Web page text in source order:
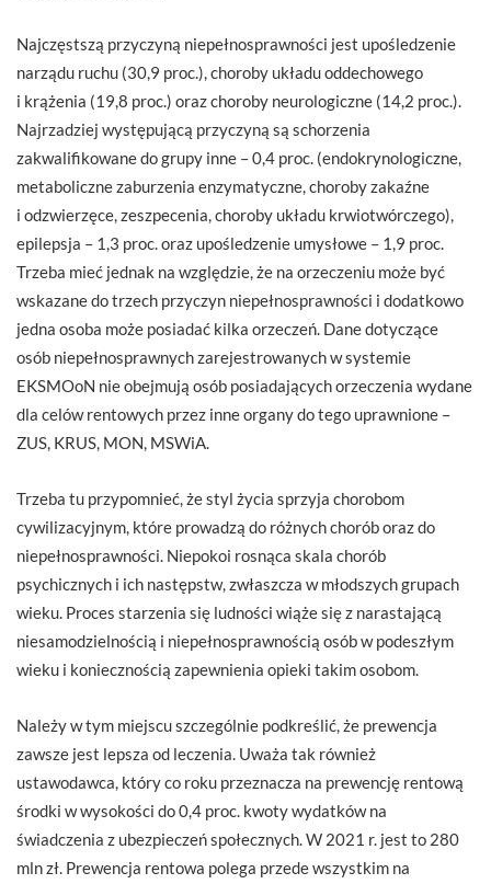
Najczęstszą przyczyną niepełnosprawności jest upośledzenie
narządu ruchu (30,9 proc.), choroby układu oddechowego
i krążenia (19,8 proc.) oraz choroby neurologiczne (14,2 proc.).
Najrzadziej występującą przyczyną są schorzenia
zakwalifikowane do grupy inne – 0,4 proc. (endokrynologiczne,
metaboliczne zaburzenia enzymatyczne, choroby zakaźne
i odzwierzęce, zeszpecenia, choroby układu krwiotwórczego),
epilepsja – 1,3 proc. oraz upośledzenie umysłowe – 1,9 proc.
Trzeba mieć jednak na względzie, że na orzeczeniu może być
wskazane do trzech przyczyn niepełnosprawności i dodatkowo
jedna osoba może posiadać kilka orzeczeń. Dane dotyczące
osób niepełnosprawnych zarejestrowanych w systemie
EKSMOoN nie obejmują osób posiadających orzeczenia wydane
dla celów rentowych przez inne organy do tego uprawnione –
ZUS, KRUS, MON, MSWiA.
Trzeba tu przypomnieć, że styl życia sprzyja chorobom
cywilizacyjnym, które prowadzą do różnych chorób oraz do
niepełnosprawności. Niepokoi rosnąca skala chorób
psychicznych i ich następstw, zwłaszcza w młodszych grupach
wieku. Proces starzenia się ludności wiąże się z narastającą
niesamodzielnością i niepełnosprawnością osób w podeszłym
wieku i koniecznością zapewnienia opieki takim osobom.
Należy w tym miejscu szczególnie podkreślić, że prewencja
zawsze jest lepsza od leczenia. Uważa tak również
ustawodawca, który co roku przeznacza na prewencję rentową
środki w wysokości do 0,4 proc. kwoty wydatków na
świadczenia z ubezpieczeń społecznych. W 2021 r. jest to 280
mln zł. Prewencja rentowa polega przede wszystkim na